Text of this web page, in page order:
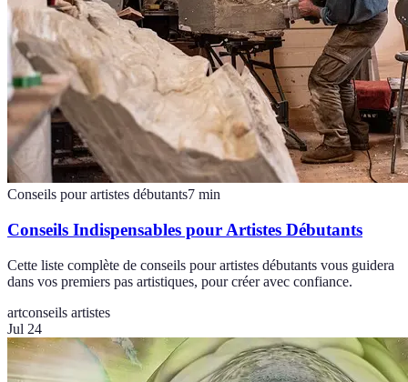
Conseils pour artistes débutants7 min
Conseils Indispensables pour Artistes Débutants
Cette liste complète de conseils pour artistes débutants vous guidera
dans vos premiers pas artistiques, pour créer avec confiance.
artconseils artistes
Jul 24